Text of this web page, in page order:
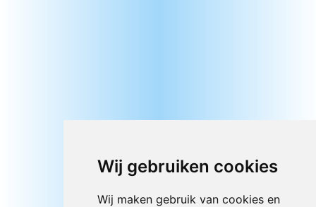
Wij gebruiken cookies
Wij maken gebruik van cookies en